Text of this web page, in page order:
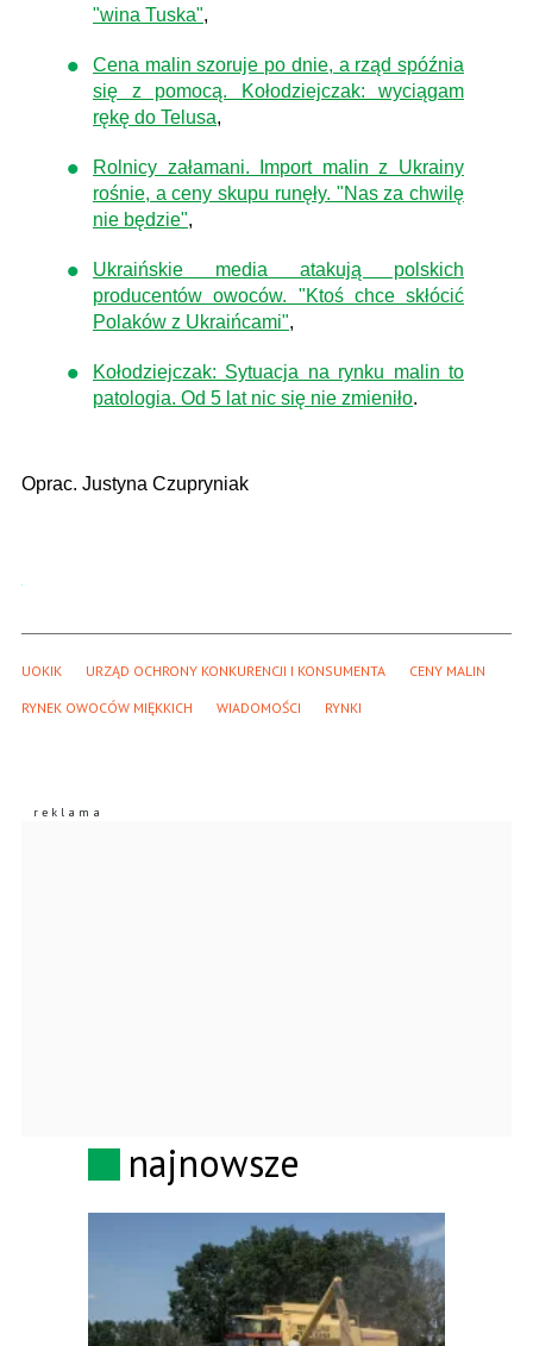
"wina Tuska",
Cena malin szoruje po dnie, a rząd spóźnia
się z pomocą. Kołodziejczak: wyciągam
rękę do Telusa,
Rolnicy załamani. Import malin z Ukrainy
rośnie, a ceny skupu runęły. "Nas za chwilę
nie będzie",
Ukraińskie media atakują polskich
producentów owoców. "Ktoś chce skłócić
Polaków z Ukraińcami",
Kołodziejczak: Sytuacja na rynku malin to
patologia. Od 5 lat nic się nie zmieniło.
Oprac. Justyna Czupryniak
UOKIK URZĄD OCHRONY KONKURENCJI I KONSUMENTA CENY MALIN
RYNEK OWOCÓW MIĘKKICH WIADOMOŚCI RYNKI
najnowsze